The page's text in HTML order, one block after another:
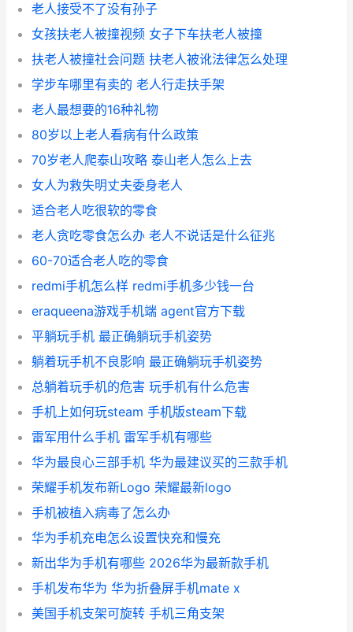
老人接受不了没有孙子
女孩扶老人被撞视频 女子下车扶老人被撞
扶老人被撞社会问题 扶老人被讹法律怎么处理
学步车哪里有卖的 老人行走扶手架
老人最想要的16种礼物
80岁以上老人看病有什么政策
70岁老人爬泰山攻略 泰山老人怎么上去
女人为救失明丈夫委身老人
适合老人吃很软的零食
老人贪吃零食怎么办 老人不说话是什么征兆
60-70适合老人吃的零食
redmi手机怎么样 redmi手机多少钱一台
eraqueena游戏手机端 agent官方下载
平躺玩手机 最正确躺玩手机姿势
躺着玩手机不良影响 最正确躺玩手机姿势
总躺着玩手机的危害 玩手机有什么危害
手机上如何玩steam 手机版steam下载
雷军用什么手机 雷军手机有哪些
华为最良心三部手机 华为最建议买的三款手机
荣耀手机发布新Logo 荣耀最新logo
手机被植入病毒了怎么办
华为手机充电怎么设置快充和慢充
新出华为手机有哪些 2026华为最新款手机
手机发布华为 华为折叠屏手机mate x
美国手机支架可旋转 手机三角支架